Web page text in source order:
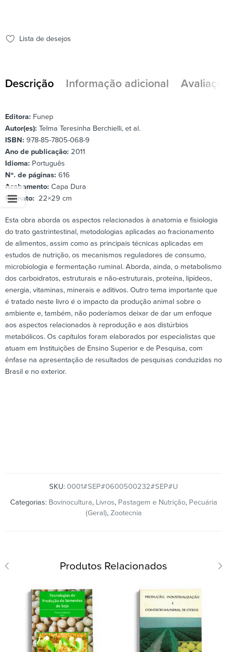
Lista de desejos
Descrição Informação adicional
Editora: Funep
Autor(es): Telma Teresinha Berchielli, et al.
ISBN: 978-85-7805-068-9
Ano de publicação: 2011
Idioma: Português
Nº. de páginas: 616
Acabamento: Capa Dura
Formato: 22×29 cm
Esta obra aborda os aspectos relacionados à anatomia e fisiologia
do trato gastrintestinal, metodologias aplicadas ao fracionamento
de alimentos, assim como as principais técnicas aplicadas em
estudos de nutrição, os mecanismos reguladores de consumo,
microbiologia e fermentação ruminal. Aborda, ainda, o metabolismo
dos carboidratos, estruturais e não-estruturais, proteína, lipídeos,
energia, vitaminas, minerais e aditivos. Outro tema importante que
é tratado neste livro é o impacto da produção animal sobre o
ambiente e, também, não poderíamos deixar de dar um enfoque
aos aspectos relacionados à reprodução e aos distúrbios
metabólicos. Os capítulos foram elaborados por especialistas que
atuam em Instituições de Ensino Superior e de Pesquisa, com
ênfase na apresentação de resultados de pesquisas conduzidas no
Brasil e no exterior.
SKU: 0001#SEP#0600500232#SEP#U
Categorias: Bovinocultura, Livros, Pastagem e Nutrição, Pecuária
(Geral), Zootecnia
Produtos Relacionados